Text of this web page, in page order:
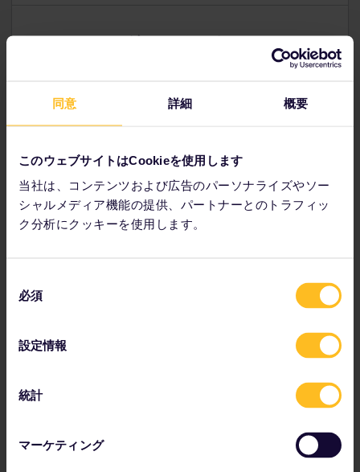
同意 詳細 概要
このウェブサイトはCookieを使用します
当社は、コンテンツおよび広告のパーソナライズやソー
シャルメディア機能の提供、パートナーとのトラフィッ
ク分析にクッキーを使用します。
必須
設定情報
統計
マーケティング
グローバルパス
国を巡る旅にお勧め。
スタンダード料金は
予約する
トルコに関するヒントとア
トルコの主要な鉄道駅
イスタンブールは、ユーレイルの旅行者にとってトルコの主
イスタンブールはヨーロッパへの玄関口ですが
、進行中
の建設工事により、街のアクセスが低下しています。